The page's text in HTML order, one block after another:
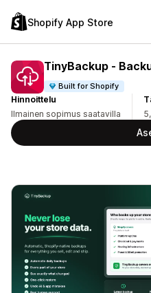
Shopify App Store
TinyBackup ‑
Built for Shopify
Hinnoittelu
Ilmainen sopimus saatavilla